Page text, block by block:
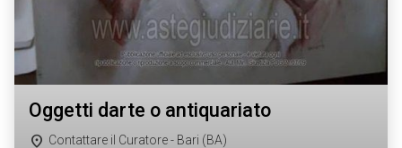
oggetti darte o antiquariato
Contattare il Curatore - Bari (BA)